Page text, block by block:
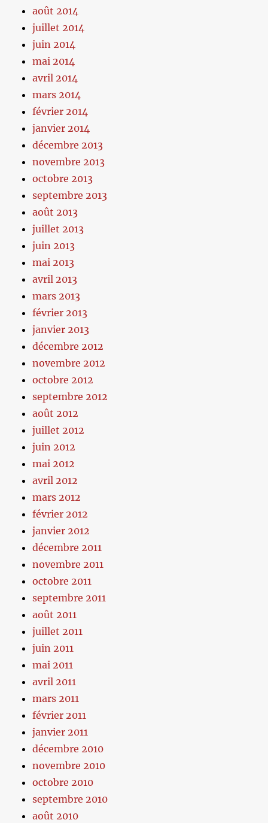
août 2014
juillet 2014
juin 2014
mai 2014
avril 2014
mars 2014
février 2014
janvier 2014
décembre 2013
novembre 2013
octobre 2013
septembre 2013
août 2013
juillet 2013
juin 2013
mai 2013
avril 2013
mars 2013
février 2013
janvier 2013
décembre 2012
novembre 2012
octobre 2012
septembre 2012
août 2012
juillet 2012
juin 2012
mai 2012
avril 2012
mars 2012
février 2012
janvier 2012
décembre 2011
novembre 2011
octobre 2011
septembre 2011
août 2011
juillet 2011
juin 2011
mai 2011
avril 2011
mars 2011
février 2011
janvier 2011
décembre 2010
novembre 2010
octobre 2010
septembre 2010
août 2010